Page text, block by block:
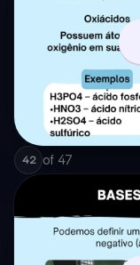
42 of 47